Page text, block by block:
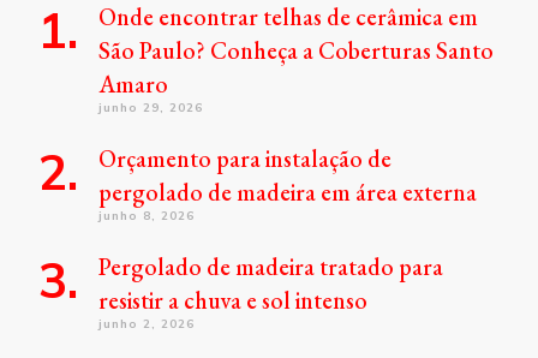
Onde encontrar telhas de cerâmica em
São Paulo? Conheça a Coberturas Santo
Amaro
junho 29, 2026
Orçamento para instalação de
pergolado de madeira em área externa
junho 8, 2026
Pergolado de madeira tratado para
resistir a chuva e sol intenso
junho 2, 2026